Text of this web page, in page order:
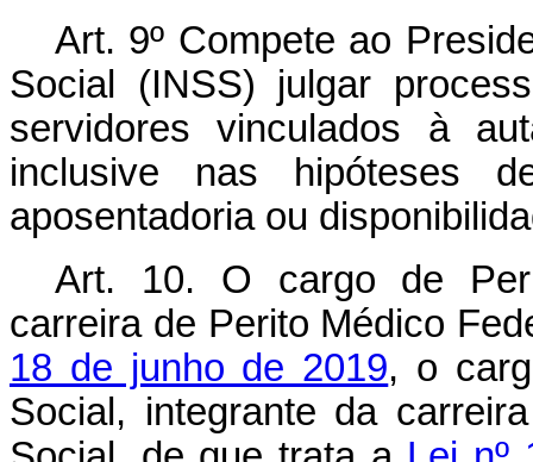
Art. 9º Compete ao
Social (INSS) julgar
servidores vinculados à
inclusive nas hipóteses
aposentadoria ou
Art. 10.
O cargo de
carreira de Perito Médico
18 de junho de 2019, o
Social, integrante da